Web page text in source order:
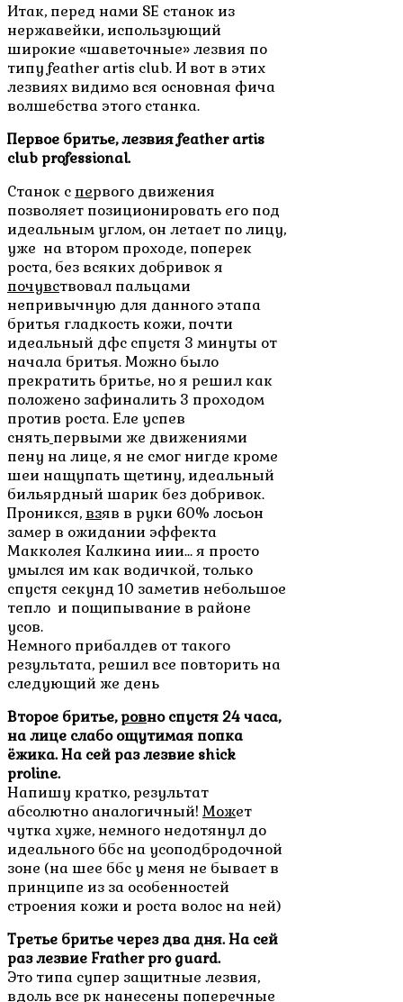
Итак, перед нами SE станок из
нержавейки, использующий
широкие «шаветочные» лезвия по
типу feather artis club. И вот в этих
лезвиях видимо вся основная фича
волшебства этого станка.
Первое бритье, лезвия feather artis
club professional.
Станок с первого движения
позволяет позиционировать его под
идеальным углом, он летает по лицу,
уже на втором проходе, поперек
роста, без всяких добривок я
почувствовал пальцами
непривычную для данного этапа
бритья гладкость кожи, почти
идеальный дфс спустя 3 минуты от
начала бритья. Можно было
прекратить бритье, но я решил как
положено зафиналить 3 проходом
против роста. Еле успев
снять первыми же движениями
пену на лице, я не смог нигде кроме
шеи нащупать щетину, идеальный
бильярдный шарик без добривок.
Проникся,взяв в руки 60% лосьон
замер в ожидании эффекта
Макколея Калкина иии… я просто
умылся им как водичкой, только
спустя секунд 10 заметив небольшое
тепло и пощипывание в районе
усов.
Немного прибалдев от такого
результата, решил все повторить на
следующий же день
Второе бритье,ровно спустя 24 часа,
на лице слабо ощутимая попка
ёжика. На сей раз лезвие shick
proline.
Напишу кратко, результат
абсолютно аналогичный! Может
чутка хуже, немного недотянул до
идеального ббс на усоподбродочной
зоне (на шее ббс у меня не бывает в
принципе из за особенностей
строения кожи и роста волос на ней)
Третье бритье через два дня. На сей
раз лезвие Frather pro guard.
Это типа супер защитные лезвия,
вдоль все рк нанесены поперечные